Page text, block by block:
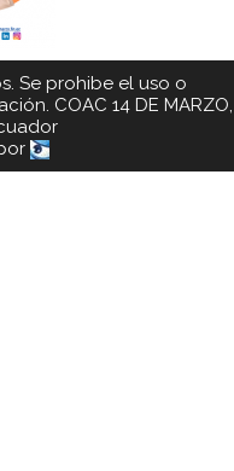
Se prohibe el uso o
COAC 14 DE MARZO,